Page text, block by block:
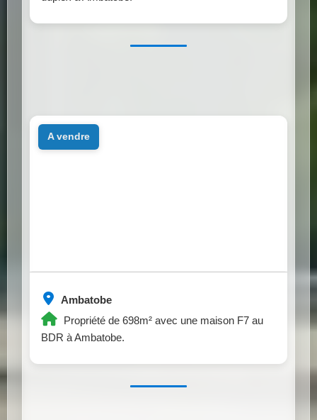
Ambatobe
Propriété de 698m² avec une maison F7 au
BDR à Ambatobe.
a vendre